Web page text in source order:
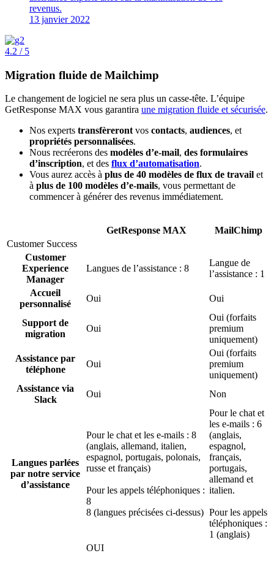
revenus.
13 janvier 2022
4.2 / 5
Migration fluide de Mailchimp
Le changement de logiciel ne sera plus un casse-tête. L’équipe
GetResponse MAX vous garantira une migration fluide et sécurisée.
Nos experts transfèreront vos contacts, audiences, et
propriétés personnalisées.
Nous recréerons des modèles d’e-mail, des formulaires
d’inscription, et des flux d’automatisation.
Vous aurez accès à plus de 40 modèles de flux de travail et
à plus de 100 modèles d’e-mails, vous permettant de
commencer à générer des revenus immédiatement.
GetResponse MAX
MailChimp
Customer Success
Customer
Experience
Manager
Langues de l’assistance : 8
Langue de
l’assistance : 1
Accueil
personnalisé
Oui Oui
Support de
migration
Oui
Oui (forfaits
premium
uniquement)
Assistance par
téléphone
Oui
Oui (forfaits
premium
uniquement)
Assistance via
Slack
Oui Non
Langues parlées
par notre service
d’assistance
Pour le chat et les e-mails : 8
(anglais, allemand, italien,
espagnol, portugais, polonais,
russe et français)
Pour les appels téléphoniques :
8
8 (langues précisées ci-dessus)
Pour le chat et
les e-mails : 6
(anglais,
espagnol,
français,
portugais,
allemand et
italien.
Pour les appels
téléphoniques :
1 (anglais)
OUI